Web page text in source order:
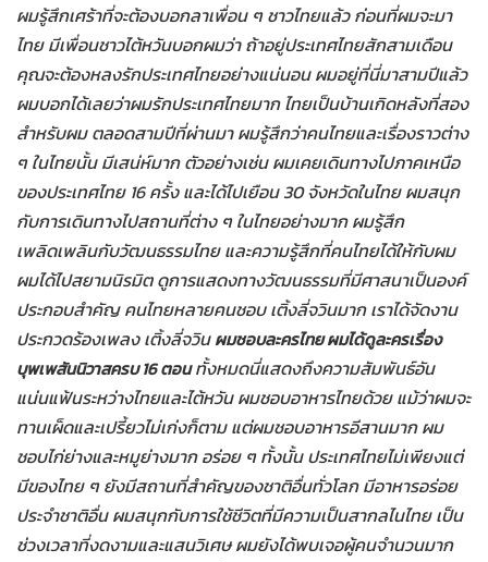
ผมรู้สึกเศร้าที่จะต้องบอกลาเพื่อน ๆ ชาวไทยแล้ว ก่อนที่ผมจะมา
ไทย มีเพื่อนชาวไต้หวันบอกผมว่า ถ้าอยู่ประเทศไทยสักสามเดือน
คุณจะต้องหลงรักประเทศไทยอย่างแน่นอน ผมอยู่ที่นี่มาสามปีแล้ว
ผมบอกได้เลยว่าผมรักประเทศไทยมาก ไทยเป็นบ้านเกิดหลังที่สอง
สำหรับผม ตลอดสามปีที่ผ่านมา ผมรู้สึกว่าคนไทยและเรื่องราวต่าง
ๆ ในไทยนั้น มีเสน่ห์มาก ตัวอย่างเช่น ผมเคยเดินทางไปภาคเหนือ
ของประเทศไทย 16 ครั้ง และได้ไปเยือน 30 จังหวัดในไทย ผมสนุก
กับการเดินทางไปสถานที่ต่าง ๆ ในไทยอย่างมาก ผมรู้สึก
เพลิดเพลินกับวัฒนธรรมไทย และความรู้สึกที่คนไทยได้ให้กับผม
ผมได้ไปสยามนิรมิต ดูการแสดงทางวัฒนธรรมที่มีศาสนาเป็นองค์
ประกอบสำคัญ คนไทยหลายคนชอบ เติ้งลี่จวินมาก เราได้จัดงาน
ประกวดร้องเพลง เติ้งลี่จวินผมชอบละครไทย ผมได้ดูละครเรื่อง
บุพเพสันนิวาสครบ 16 ตอนทั้งหมดนี่แสดงถึงความสัมพันธ์อัน
แน่นแฟ้นระหว่างไทยและไต้หวัน ผมชอบอาหารไทยด้วย แม้ว่าผมจะ
ทานเผ็ดและเปรี้ยวไม่เก่งก็ตาม แต่ผมชอบอาหารอีสานมาก ผม
ชอบไก่ย่างและหมูย่างมาก อร่อย ๆ ทั้งนั้น ประเทศไทยไม่เพียงแต่
มีของไทย ๆ ยังมีสถานที่สำคัญของชาติอื่นทั่วโลก มีอาหารอร่อย
ประจำชาติอื่น ผมสนุกกับการใช้ชีวิตที่มีความเป็นสากลไนไทย เป็น
ช่วงเวลาที่งดงามและแสนวิเศษ ผมยังได้พบเจอผู้คนจำนวนมาก